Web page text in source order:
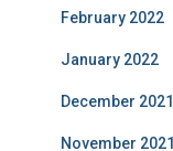
February 2022
January 2022
December 2021
November 2021